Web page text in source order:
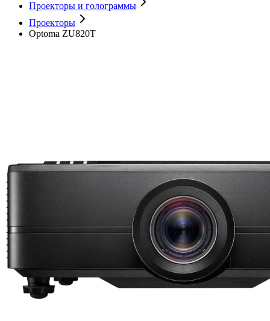
Проекторы и голограммы
Проекторы
Optoma ZU820T